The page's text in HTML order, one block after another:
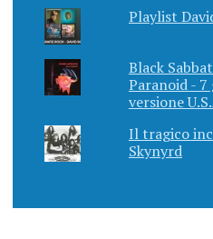
Playlist
Black
Paranoid - 7
versione
Il tragico
Skynyrd